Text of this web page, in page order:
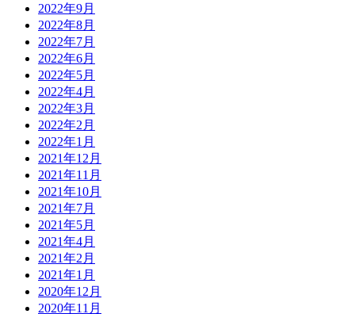
2022年9月
2022年8月
2022年7月
2022年6月
2022年5月
2022年4月
2022年3月
2022年2月
2022年1月
2021年12月
2021年11月
2021年10月
2021年7月
2021年5月
2021年4月
2021年2月
2021年1月
2020年12月
2020年11月